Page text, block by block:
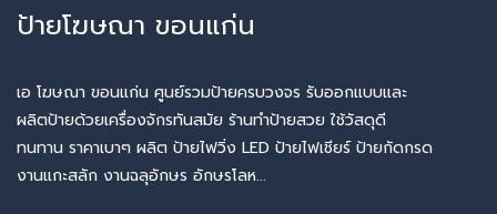
ป้ายโฆษณา ขอนแก่น
เอ โฆษณา ขอนแก่น ศูนย์รวมป้ายครบวงจร รับออกแบบและ
ผลิตป้ายด้วยเครื่องจักรทันสมัย ร้านทำป้ายสวย ใช้วัสดุดี
ทนทาน ราคาเบาๆ ผลิต ป้ายไฟวิ่ง LED ป้ายไฟเชียร์ ป้ายกัดกรด
งานแกะสลัก งานฉลุอักษร อักษรโลห...